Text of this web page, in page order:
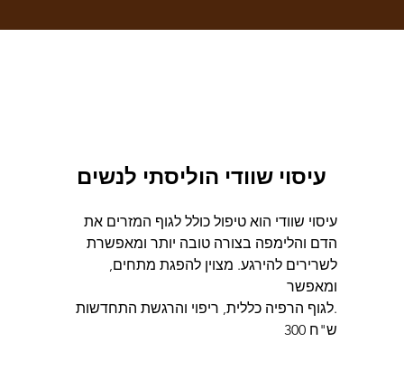
עיסוי שוודי הוליסתי לנשים
עיסוי שוודי הוא טיפול כולל לגוף המזרים את
הדם והלימפה בצורה טובה יותר ומאפשרת
לשרירים להירגע. מצוין להפגת מתחים,
ומאפשר
לגוף הרפיה כללית, ריפוי והרגשת התחדשות.
300 ש"ח